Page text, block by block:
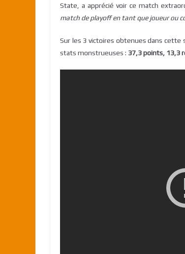
State, a apprécié voir ce match
match de playoff en tant que joueur ou
Sur les 3 victoires obtenues dans cette
stats monstrueuses : 37,3 points, 13,3